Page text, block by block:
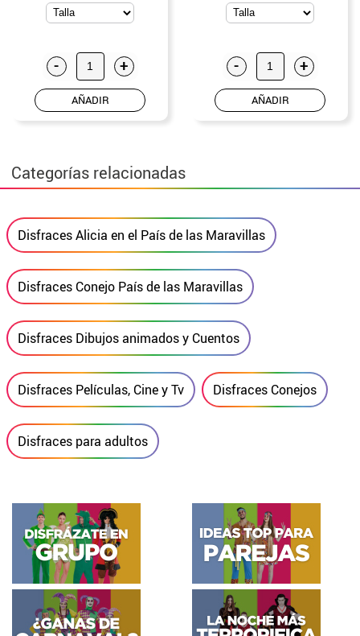
- +
AÑADIR
- +
AÑADIR
Categorías relacionadas
Disfraces Alicia en el País de las Maravillas
Disfraces Conejo País de las Maravillas
Disfraces Dibujos animados y Cuentos
Disfraces Películas, Cine y Tv Disfraces Conejos
Disfraces para adultos